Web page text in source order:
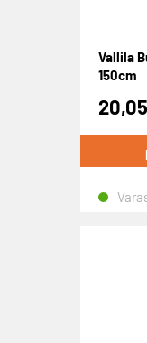
Vallila
150cm
20,05